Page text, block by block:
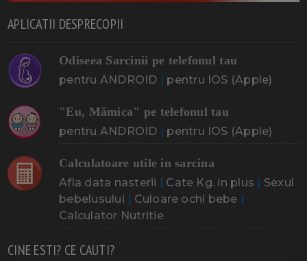
APLICATII DESPRECOPII
Odiseea Sarcinii pe telefonul tau
pentru ANDROID | pentru IOS (Apple)
"Eu, Mămica" pe telefonul tau
pentru ANDROID | pentru IOS (Apple)
Calculatoare utile in sarcina
Afla data nasterii | Cate Kg. in plus | Sexul
bebelusului | Culoare ochi bebe |
Calculator Nutritie
CINE ESTI? CE CAUTI?